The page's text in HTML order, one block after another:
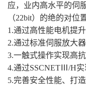
应，业内高水平的伺
（22bit）的绝的对位
1.通过高性能电机提
2.通过标准伺服放大
3.一触式操作实现高
4.通过SSCNETⅢ/H
5.完善安全性能、打